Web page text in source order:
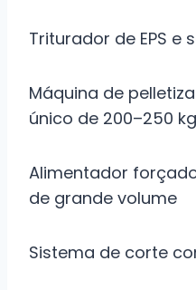
Triturador de EPS e
Máquina de
único de 200–250
Alimentador
de grande volume
Sistema de corte